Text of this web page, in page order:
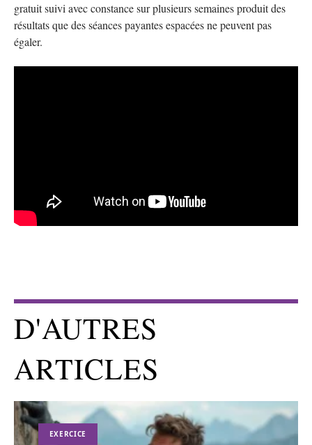
gratuit suivi avec constance sur plusieurs semaines produit des
résultats que des séances payantes espacées ne peuvent pas
égaler.
D'AUTRES
ARTICLES
EXERCICE